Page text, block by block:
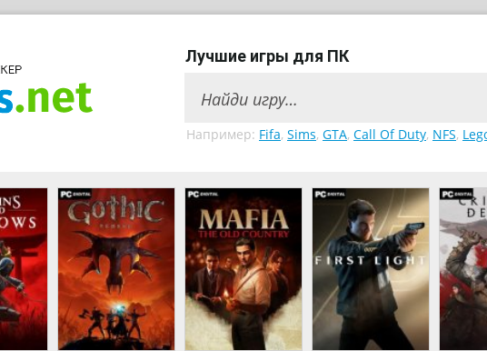
Лучшие игры для ПК
Например: Fifa, Sims, GTA, Call Of Duty, NFS,